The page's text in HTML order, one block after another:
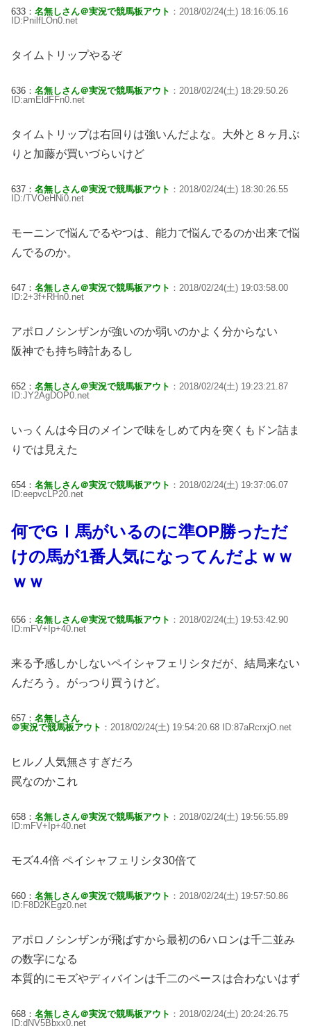
633： 名無しさん＠実況で競馬板アウト ：2018/02/24(土) 18:16:05.16
ID:PnilfLOn0.net
タイムトリップやるぞ
636： 名無しさん＠実況で競馬板アウト ：2018/02/24(土) 18:29:50.26
ID:amEldFFn0.net
タイムトリップは右回りは強いんだよな。大外と８ヶ月ぶ
りと加藤が買いづらいけど
637： 名無しさん＠実況で競馬板アウト ：2018/02/24(土) 18:30:26.55
ID:/TVOeHNi0.net
モーニンで悩んでるやつは、能力で悩んでるのか出来で悩
んでるのか。
647： 名無しさん＠実況で競馬板アウト ：2018/02/24(土) 19:03:58.00
ID:2+3f+RHn0.net
アポロノシンザンが強いのか弱いのかよく分からない
阪神でも持ち時計あるし
652： 名無しさん＠実況で競馬板アウト ：2018/02/24(土) 19:23:21.87
ID:JY2AgDOP0.net
いっくんは今日のメインで味をしめて内を突くもドン詰ま
りでは見えた
654： 名無しさん＠実況で競馬板アウト ：2018/02/24(土) 19:37:06.07
ID:eepvcLP20.net
何でGⅠ馬がいるのに準OP勝っただ
けの馬が1番人気になってんだよｗｗ
ｗｗ
656： 名無しさん＠実況で競馬板アウト ：2018/02/24(土) 19:53:42.90
ID:mFV+Ip+40.net
来る予感しかしないペイシャフェリシタだが、結局来ない
んだろう。がっつり買うけど。
657： 名無しさん
＠実況で競馬板アウト ：2018/02/24(土) 19:54:20.68 ID:87aRcrxjO.net
ヒルノ人気無さすぎだろ
罠なのかこれ
658： 名無しさん＠実況で競馬板アウト ：2018/02/24(土) 19:56:55.89
ID:mFV+Ip+40.net
モズ4.4倍 ペイシャフェリシタ30倍て
660： 名無しさん＠実況で競馬板アウト ：2018/02/24(土) 19:57:50.86
ID:F8D2KEgz0.net
アポロノシンザンが飛ばすから最初の6ハロンは千二並み
の数字になる
本質的にモズやディバインは千二のペースは合わないはず
668： 名無しさん＠実況で競馬板アウト ：2018/02/24(土) 20:24:26.75
ID:dNV5Bbxx0.net